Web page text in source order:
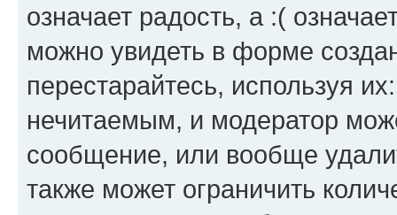
означает радость, а :(
можно увидеть в форме
перестарайтесь, используя
нечитаемым, и модератор
сообщение, или вообще
также может ограничить